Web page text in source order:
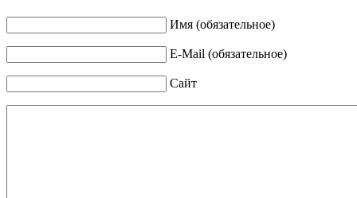
Имя (обязательное)
E-Mail (обязательное)
Сайт